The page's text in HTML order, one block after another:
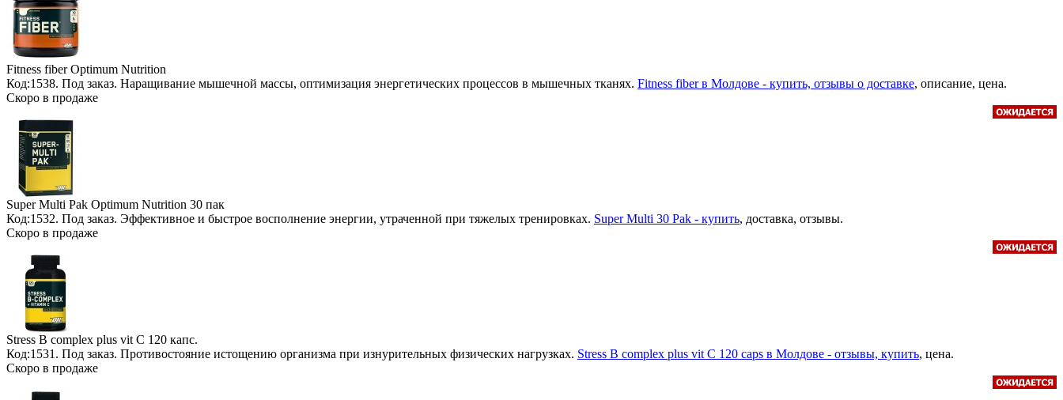
Fitness fiber Optimum Nutrition
Код:1538. Под заказ. Наращивание мышечной массы, оптимизация энергетических процессов в мышечных тканях. Fitness fiber в Молдове - купить, отзывы о доставке, описание, цена.
Скоро в продаже
Super Multi Pak Optimum Nutrition 30 пак
Код:1532. Под заказ. Эффективное и быстрое восполнение энергии, утраченной при тяжелых тренировках. Super Multi 30 Pak - купить, доставка, отзывы.
Скоро в продаже
Stress B complex plus vit C 120 капс.
Код:1531. Под заказ. Противостояние истощению организма при изнурительных физических нагрузках. Stress B complex plus vit C 120 caps в Молдове - отзывы, купить, цена.
Скоро в продаже